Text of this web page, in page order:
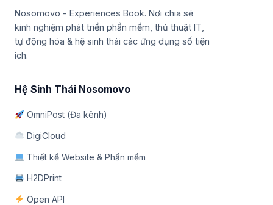
Nosomovo - Experiences Book. Nơi chia sẻ
kinh nghiệm phát triển phần mềm, thủ thuật IT,
tự động hóa & hệ sinh thái các ứng dụng số tiện
ích.
Hệ Sinh Thái Nosomovo
OmniPost (Đa kênh)
DigiCloud
Thiết kế Website & Phần mềm
H2DPrint
Open API